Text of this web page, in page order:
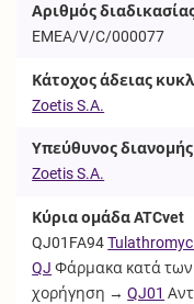
Αριθμός
EMEA/V/C/000077
Κάτοχος άδειας
Zoetis S.A.
Υπεύθυνος διανομής
Zoetis S.A.
Κύρια ομάδα ATCvet
QJ01FA94
QJ Φάρμακα κατά των
χορήγηση →QJ01